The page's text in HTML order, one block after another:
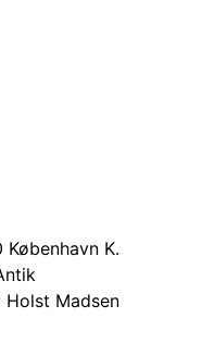
København K.
Holst Madsen